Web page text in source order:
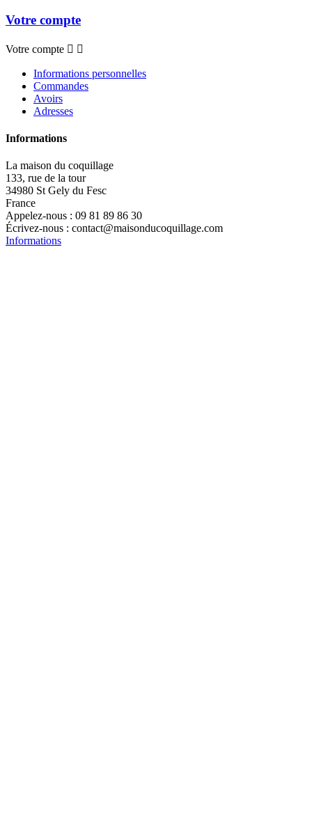
Votre compte
Votre compte  
Informations personnelles
Commandes
Avoirs
Adresses
Informations
La maison du coquillage
133, rue de la tour
34980 St Gely du Fesc
France
Appelez-nous : 09 81 89 86 30
Écrivez-nous : contact@maisonducoquillage.com
Informations